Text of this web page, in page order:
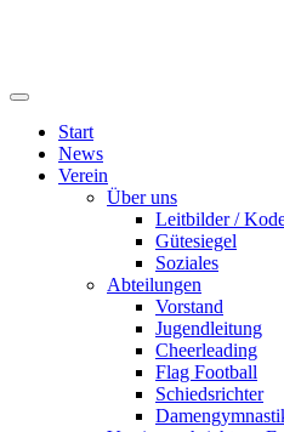
Start
News
Verein
Über uns
Leitbilder /
Gütesiegel
Soziales
Abteilungen
Vorstand
Jugendleitung
Cheerleading
Flag Football
Schiedsrichter